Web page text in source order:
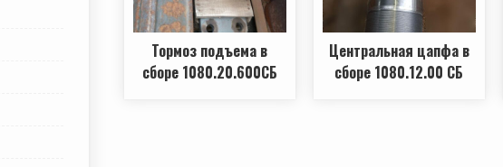
Тормоз подъема в
сборе 1080.20.600СБ
Центральная цапфа в
сборе 1080.12.00 СБ